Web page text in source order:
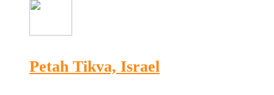
Petah Tikva, Israel